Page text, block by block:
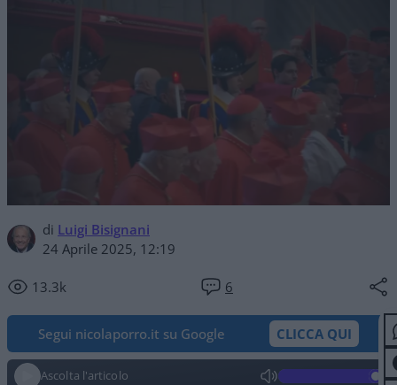
di Luigi Bisignani
24 Aprile 2025, 12:19
13.3k 6
Segui nicolaporro.it su Google CLICCA QUI
Ascolta l'articolo